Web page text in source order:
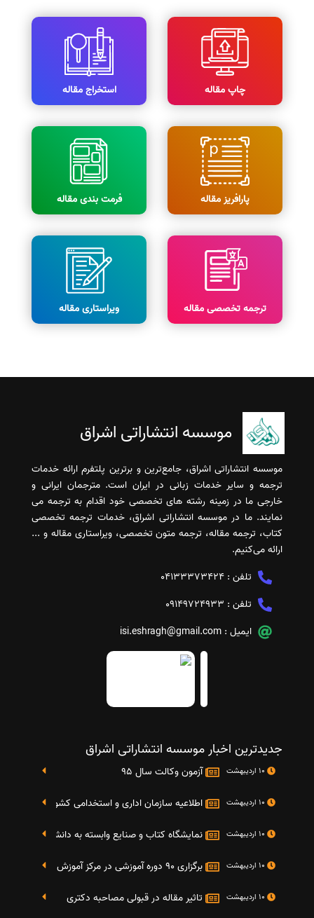
چاپ مقاله استخراج مقاله
پارافریز مقاله فرمت بندی مقاله
ترجمه تخصصی مقاله ویراستاری مقاله
موسسه انتشاراتی اشراق
موسسه انتشاراتی اشراق، جامع‌ترین و برترین پلتفرم ارائه خدمات
ترجمه و سایر خدمات زبانی در ایران است. مترجمان ایرانی و
خارجی ما در زمینه رشته های تخصصی خود اقدام به ترجمه می
نمایند. ما در موسسه انتشاراتی اشراق، خدمات ترجمه تخصصی
کتاب، ترجمه مقاله، ترجمه متون تخصصی، ویراستاری مقاله و ...
ارائه می‌کنیم.
تلفن : 04133373424
تلفن : 09149724933
ایمیل : isi.eshragh@gmail.com
جدیدترین اخبار موسسه انتشاراتی اشراق
آزمون وکالت سال 95
اطلاعیه سازمان اداری و استخدامی کشور در خصوص
نمایشگاه کتاب و صنایع وابسته به دانشگاه صنعتی شریف 4 الی 8 مهر
برگزاری 90 دوره آموزشی در مرکز آموزش فرهنگی دانشگاه علامه
تاثیر مقاله در قبولی مصاحبه دکتری